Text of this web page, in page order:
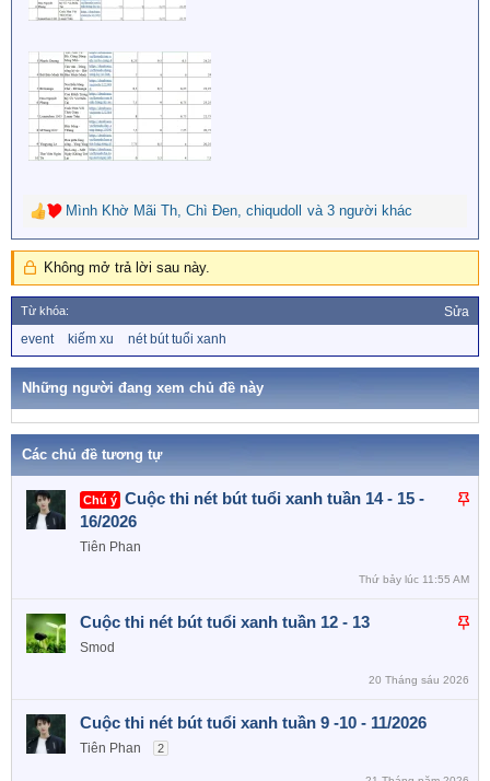
R
e
a
c
t
i
o
n
:
Mình Khờ Mãi Th, Chì Đen, chiqudoll và 3 người khác
Không mở trả lời sau này.
Từ khóa: Sửa
ừ
k
event kiếm xu nét bút tuổi xanh
Những người đang xem chủ đề này
Các chủ đề tương tự
D
ê
n
Chú ý Cuộc thi nét bút tuổi xanh tuần 14 - 15 -
16/2026
Tiên Phan
Thứ bảy lúc 11:55 AM
D
Cuộc thi nét bút tuổi xanh tuần 12 - 13
Smod
20 Tháng sáu 2026
Cuộc thi nét bút tuổi xanh tuần 9 -10 - 11/2026
Tiên Phan 2